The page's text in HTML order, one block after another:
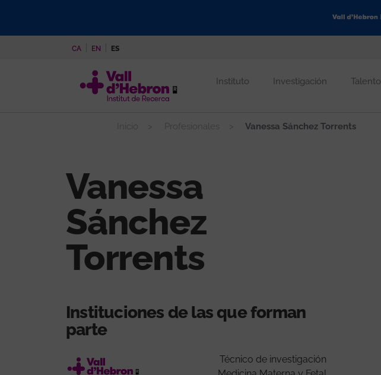
CA EN ES
Instituto Investigación Talento
Profesionales Vanessa Sánchez Torrents
Vanessa
Sánchez
Torrents
Instituciones de las que forman
parte
Técnico de investigación